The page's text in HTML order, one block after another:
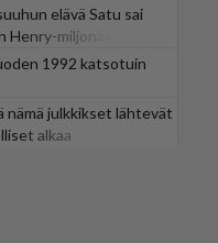
elävä Satu sai
miljonääriltä
1992 katsotuin
julkkikset lähtevät
alkaa